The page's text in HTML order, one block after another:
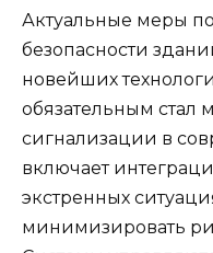
Актуальные меры
безопасности
новейших
обязательным стал
сигнализации в
включает
экстренных
минимизировать